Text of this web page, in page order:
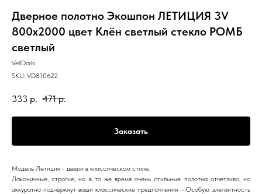
Дверное полотно Экошпон ЛЕТИЦИЯ 3V
800х2000 цвет Клён светлый стекло РОМБ
светлый
VellDoris
SKU: VD810622
333 р. 471 р.
Заказать
Модель Летиция - двери в классическом стиле.
Лаконичные, строгие, но в то же время очень стильные полотна отчетливо, но
аккуратно подчеркнут ваши классические предпочтения –.Особую элегантность